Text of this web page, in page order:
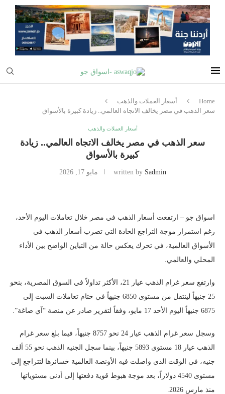
Home
أسعار العملات والذهب
سعر الذهب في مصر يخالف الاتجاه العالمي.. زيادة كبيرة بالأسواق
أسعار العملات والذهب
سعر الذهب في مصر يخالف الاتجاه العالمي.. زيادة
كبيرة بالأسواق
written by Sadmin مايو 17, 2026
اسواق جو – ارتفعت أسعار الذهب في مصر خلال تعاملات اليوم الأحد،
رغم استمرار موجة التراجع الحادة التي تضرب أسعار الذهب في
الأسواق العالمية، في تحرك يعكس حالة من التباين الواضح بين الأداء
المحلي والعالمي.
وارتفع سعر غرام الذهب عيار 21، الأكثر تداولاً في السوق المصرية، بنحو
25 جنيهاً لينتقل من مستوى 6850 جنيهاً في ختام تعاملات السبت إلى
6875 جنيهاً اليوم الأحد 17 مايو، وفقاً لتقرير صادر عن منصة “آي صاغة”.
وسجل سعر غرام الذهب عيار 24 نحو 8757 جنيهاً، فيما بلغ سعر غرام
الذهب عيار 18 مستوى 5893 جنيهاً، بينما سجل الجنيه الذهب نحو 55 ألف
جنيه، في الوقت الذي واصلت فيه الأونصة العالمية خسائرها لتتراجع إلى
مستوى 4540 دولاراً، بعد موجة هبوط قوية دفعتها إلى أدنى مستوياتها
منذ مارس 2026.